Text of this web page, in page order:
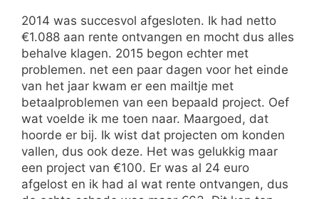
2014 was succesvol afgesloten. Ik had netto
€1.088 aan rente ontvangen en mocht dus alles
behalve klagen. 2015 begon echter met
problemen. net een paar dagen voor het einde
van het jaar kwam er een mailtje met
betaalproblemen van een bepaald project. Oef
wat voelde ik me toen naar. Maargoed, dat
hoorde er bij. Ik wist dat projecten om konden
vallen, dus ook deze. Het was gelukkig maar
een project van €100. Er was al 24 euro
afgelost en ik had al wat rente ontvangen, dus